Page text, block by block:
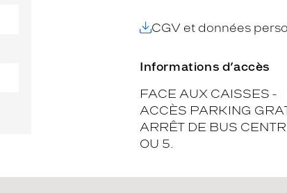
CGV et données
Informations d’accès
FACE AUX CAISSES -
ACCÈS PARKING
ARRÊT DE BUS
OU 5.